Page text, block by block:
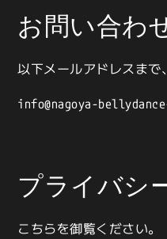
お問い合わ
以下メールアドレスまで
info@nagoya-
プライバシ
こちらを御覧ください。